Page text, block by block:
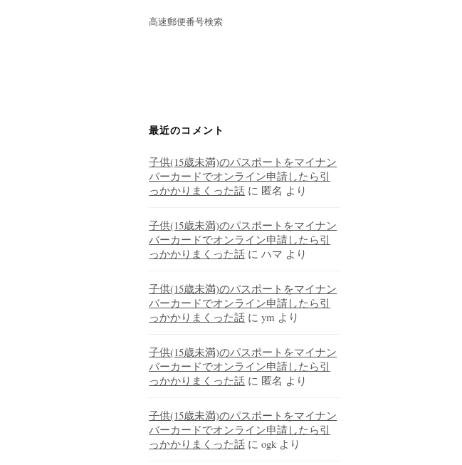
高速郵便番号検索
最近のコメント
子供(15歳未満)のパスポートをマイナン
バーカードでオンライン申請したら引
っかかりまくった話 に 匿名 より
子供(15歳未満)のパスポートをマイナン
バーカードでオンライン申請したら引
っかかりまくった話 にハマ より
子供(15歳未満)のパスポートをマイナン
バーカードでオンライン申請したら引
っかかりまくった話 にym より
子供(15歳未満)のパスポートをマイナン
バーカードでオンライン申請したら引
っかかりまくった話 に 匿名 より
子供(15歳未満)のパスポートをマイナン
バーカードでオンライン申請したら引
っかかりまくった話 にogk より